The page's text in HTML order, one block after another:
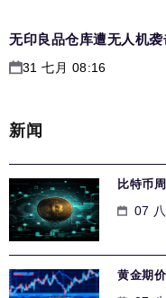
无印良品仓库遭无人机
31 七月 08:16
新闻
比特币
07
黄金期